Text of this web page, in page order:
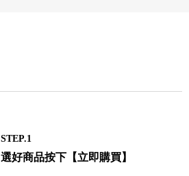
STEP.1
選好商品按下【立即購買】